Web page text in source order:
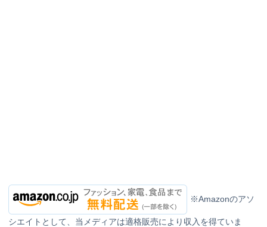
※Amazonのアソ
シエイトとして、当メディアは適格販売により収入を得ていま